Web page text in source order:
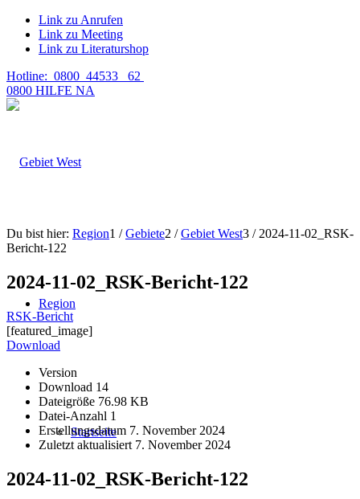
Link zu Anrufen
Link zu Meeting
Link zu Literaturshop
Hotline: 0800 44533 62
0800 HILFE NA
Region
Startseite
Du bist hier: Region1 / Gebiete2 / Gebiet West3 / 2024-11-02_RSK-
Bericht-122
2024-11-02_RSK-Bericht-122
RSK-Bericht
[featured_image]
Download
Version
Download 14
Dateigröße 76.98 KB
Datei-Anzahl 1
Erstellungsdatum 7. November 2024
Zuletzt aktualisiert 7. November 2024
2024-11-02_RSK-Bericht-122